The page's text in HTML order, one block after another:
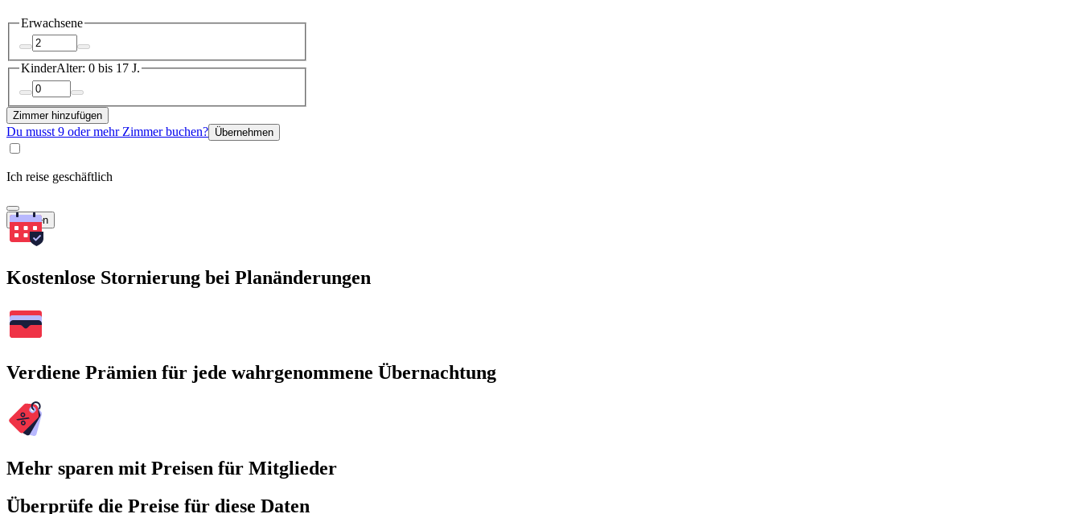
Erwachsene
KinderAlter: 0 bis 17 J.
Zimmer hinzufügen
Du musst 9 oder mehr Zimmer buchen? Übernehmen
Ich reise geschäftlich
Suchen
Kostenlose Stornierung bei Planänderungen
Verdiene Prämien für jede wahrgenommene Übernachtung
Mehr sparen mit Preisen für Mitglieder
Überprüfe die Preise für diese Daten